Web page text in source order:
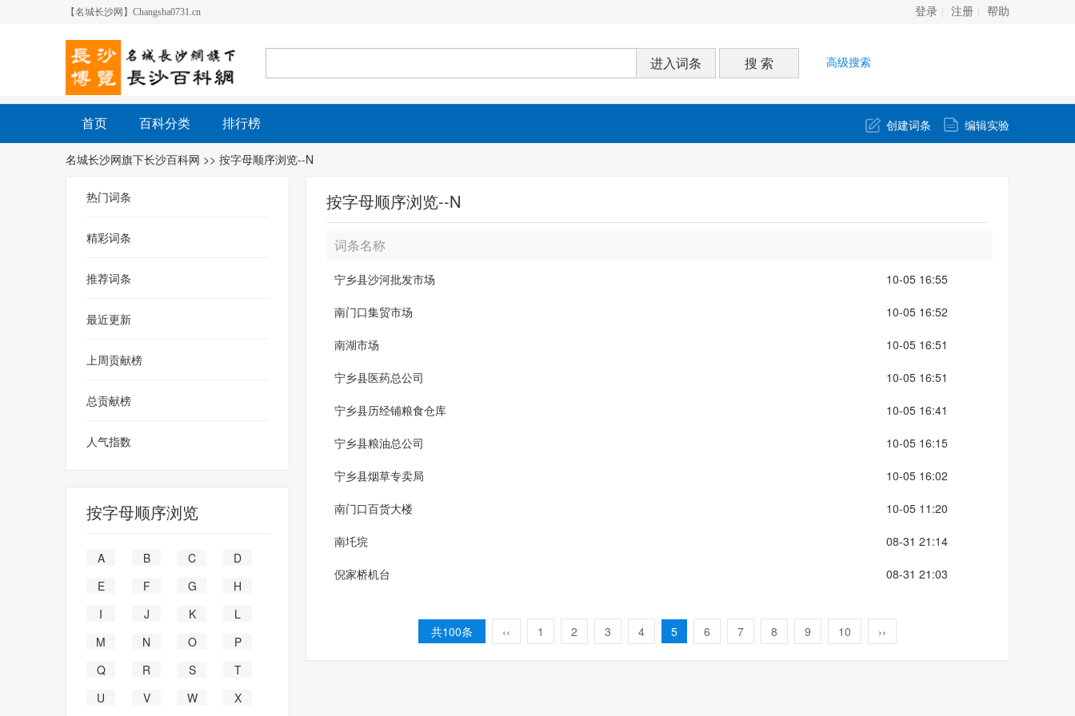
【名城长沙网】Changsha0731.cn 登录 注册 帮助
高级搜索
首页 百科分类 排行榜 创建词条 编辑实验
名城长沙网旗下长沙百科网 >> 按字母顺序浏览--N
按字母顺序浏览--N
词条名称
宁乡县沙河批发市场 10-05 16:55
南门口集贸市场 10-05 16:52
南湖市场 10-05 16:51
宁乡县医药总公司 10-05 16:51
宁乡县历经铺粮食仓库 10-05 16:41
宁乡县粮油总公司 10-05 16:15
宁乡县烟草专卖局 10-05 16:02
南门口百货大楼 10-05 11:20
南圫垸 08-31 21:14
倪家桥机台 08-31 21:03
共100条 ‹‹ 1 2 3 4 5 6 7 8 9 10 ››
热门词条
精彩词条
推荐词条
最近更新
上周贡献榜
总贡献榜
人气指数
按字母顺序浏览
A B C
D
E
F G
H
I
J K
L
M
N O
P
Q
R S
T
U
V W X